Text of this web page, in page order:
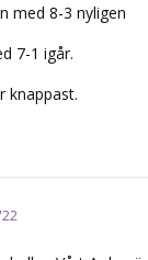
med 8-3 nyligen
7-1 igår.
knappast.